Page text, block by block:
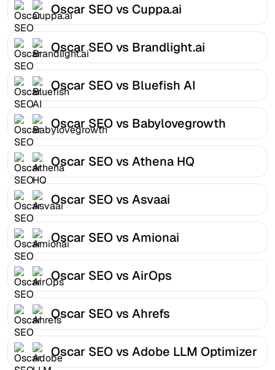
Oscar SEO vs Cuppa.ai
Oscar SEO vs Brandlight.ai
Oscar SEO vs Bluefish AI
Oscar SEO vs Babylovegrowth
Oscar SEO vs Athena HQ
Oscar SEO vs Asvaai
Oscar SEO vs Amionai
Oscar SEO vs AirOps
Oscar SEO vs Ahrefs
Oscar SEO vs Adobe LLM Optimizer